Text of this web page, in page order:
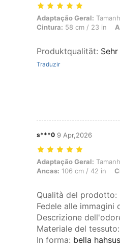
Adaptação Geral: Tamanho
Adaptação Geral:
Cintura: 58 cm / 23 in
Produktqualität:
Traduzir
s***0 9 Apr,2026
Adaptação Geral: Tamanho
Adaptação Geral:
Ancas: 106 cm / 42 in
Qualità del prodotto:
Fedele alle immagini
Descrizione
Materiale del tessuto:
In forma: bella